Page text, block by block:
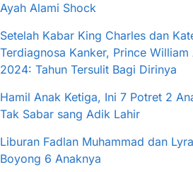
Ayah Alami Shock
Setelah Kabar King Charles dan
Terdiagnosa Kanker, Prince
2024: Tahun Tersulit Bagi Dirinya
Hamil Anak Ketiga, Ini 7 Potret 2
Tak Sabar sang Adik Lahir
Liburan Fadlan Muhammad dan
Boyong 6 Anaknya